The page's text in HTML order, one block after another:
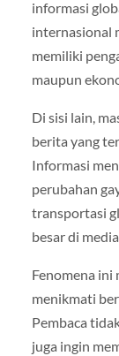
informasi
internasional
memiliki
maupun
Di sisi lain,
berita yang
Informasi
perubahan
transportasi
besar di
Fenomena ini
menikmati
Pembaca
juga ingin